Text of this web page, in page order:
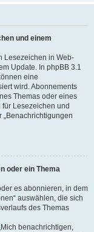
und einem
Lesezeichen in Web-
Update. In phpBB 3.1
eine
wird. Abonnements
Themas oder eines
Lesezeichen und
oder ein Thema
es abonnieren, in dem
auswählen, die sich
des Themas
benachrichtigen,